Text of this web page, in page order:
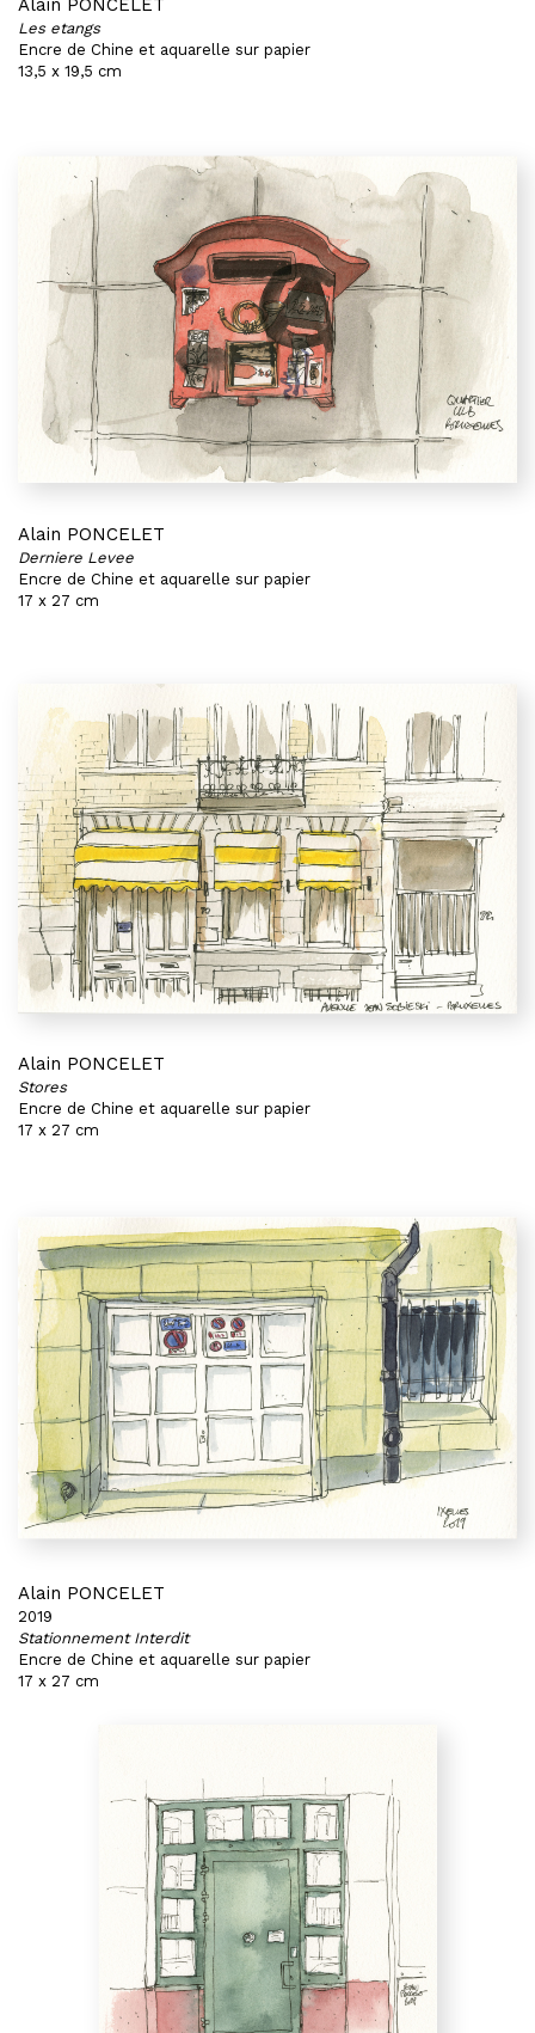
Alain PONCELET
Les etangs
Encre de Chine et aquarelle sur papier
13,5 x 19,5 cm
Alain PONCELET
Derniere Levee
Encre de Chine et aquarelle sur papier
17 x 27 cm
Alain PONCELET
Stores
Encre de Chine et aquarelle sur papier
17 x 27 cm
Alain PONCELET
2019
Stationnement Interdit
Encre de Chine et aquarelle sur papier
17 x 27 cm